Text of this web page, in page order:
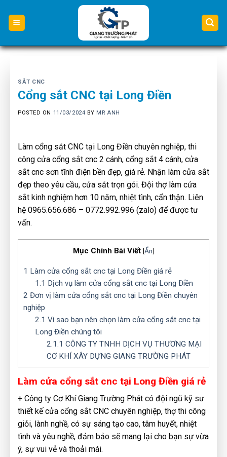
content
SẮT CNC
Cổng sắt CNC tại Long Điền
POSTED ON 11/03/2024 BY MR ANH
Làm cổng sắt CNC tại Long Điền chuyên nghiệp, thi
công cửa cổng sắt cnc 2 cánh, cổng sắt 4 cánh, cửa
sắt cnc sơn tĩnh điện bền đẹp, giá rẻ. Nhận làm cửa sắt
đẹp theo yêu cầu, cửa sắt trọn gói. Đội thợ làm cửa
sắt kinh nghiệm hơn 10 năm, nhiệt tình, cẩn thận. Liên
hệ 0965.656.686 – 0772.992.996 (zalo) để được tư
vấn.
Mục Chính Bài Viết [Ẩn]
1 Làm cửa cổng sắt cnc tại Long Điền giá rẻ
1.1 Dịch vụ làm cửa cổng sắt cnc tại Long Điền
2 Đơn vị làm cửa cổng sắt cnc tại Long Điền chuyên
nghiệp
2.1 Vì sao bạn nên chọn làm cửa cổng sắt cnc tại
Long Điền chúng tôi
2.1.1 CÔNG TY TNHH DỊCH VỤ THƯƠNG MẠI
CƠ KHÍ XÂY DỰNG GIANG TRƯỜNG PHÁT
Làm cửa cổng sắt cnc tại Long Điền giá rẻ
+ Công ty Cơ Khí Giang Trường Phát có đội ngũ kỹ sư
thiết kế cửa cổng sắt CNC chuyên nghiệp, thợ thi công
giỏi, lành nghề, có sự sáng tạo cao, tâm huyết, nhiệt
tình và yêu nghề, đảm bảo sẽ mang lại cho bạn sự vừa
ý, sự vui vẻ và thoải mái.